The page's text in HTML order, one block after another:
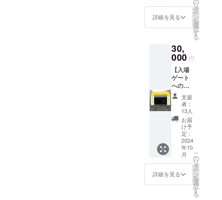
ご支援
です。
※支援時
項目へ
の回答
は変更
できま
せん。
金・
セル・
交換
しかね
ますの
で、何
卒ご了
承くだ
さい。
※複数口
でのご
支援も
可能で
す。 ※
法人の
ご支援
も可能
です。
の質問
項目へ
れるお
ご記入
くださ
内の支
援者一
覧へお
名前を
掲載し
たくな
い場合
は、そ
の旨を
ご記載
くださ
い。 ※
ご支援
確定後
の返
キャン
セル・
ズン中
掲載
(2024年
年5月
頃) ・掲
載方
法：お
名前も
しくは
企業ロ
ゴの掲
載 ※支
援時、
必ず備
考欄に
掲載を
希望さ
れるお
ご記入
くださ
・公式
HP内の
ローズ
純粋
ブース
ト)の支
援者一
覧にお
名前を
掲載し
ます。
（ご希
望者の
み） ・
掲載期
間：
2024-
25シー
ズン中
(2024年
ビジョ
ンにて
支援者
様の企
しくは
お名前
（ニッ
クネー
ム）を
掲載し
ます。
・掲載
期間：
2024年
10月頃
(高松市
総合体
育館で
の開幕
戦) ・掲
載方
詳細を見る
リ
タ
ー
ン
を
選
択
す
る
30,
000 円
【入場
ゲート
へのお
名前掲
載】 ・
入場
ゲート
に、支
援者様
のお名
（ニッ
クネー
ム）を
掲載し
ます。
支援
者：
13人
お届
け予
定：
2024
年10
月
詳細を見る
こ
の
リ
タ
ー
ン
を
選
択
す
る